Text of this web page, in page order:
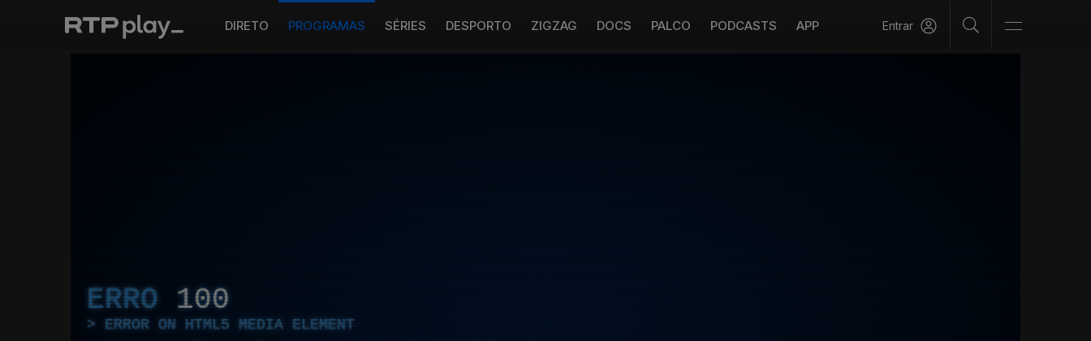
DIRETO PROGRAMAS SÉRIES DESPORTO ZIGZAG DOCS PALCO PODCASTS APP Entrar
ERRO 100
ERROR ON HTML5 MEDIA ELEMENT